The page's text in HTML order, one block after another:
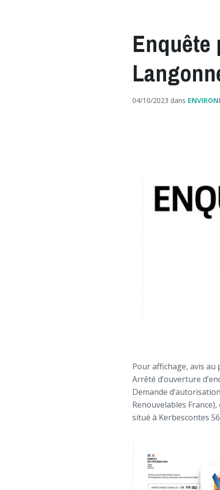
Enquête
04/10/2023 dans
Pour affichage, avis au
Arrêté d’ouverture
Demande
Renouvelables
situé à Kerbescontes